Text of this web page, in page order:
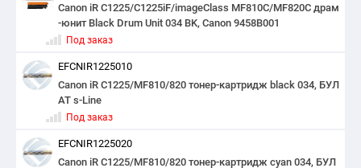
Canon iR C1225/C1225iF/imageClass MF810C/MF820C драм
-юнит Black Drum Unit 034 BK, Canon 9458B001
Под заказ
EFCNIR1225010
Canon iR C1225/MF810/820 тонер-картридж black 034, БУЛ
АТ s-Line
Под заказ
EFCNIR1225020
Canon iR C1225/MF810/820 тонер-картридж cyan 034, БУЛ